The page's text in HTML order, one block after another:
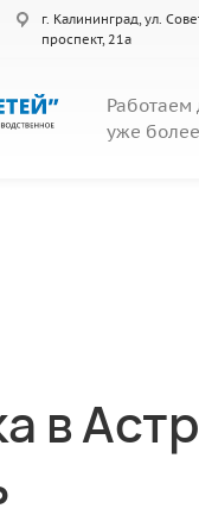
г. Калининград, ул.
проспект, 21а
Работаем
уже
в